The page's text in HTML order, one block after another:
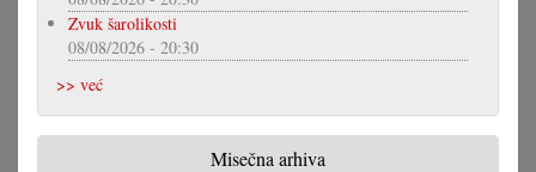
Zvuk šarolikosti
08/08/2026 - 20:30
>> već
Misečna arhiva